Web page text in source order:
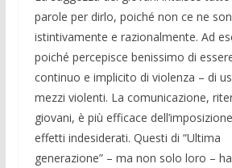
parole per dirlo, poiché non ce ne
istintivamente e razionalmente. Ad
poiché percepisce benissimo di
continuo e implicito di violenza – di
mezzi violenti. La comunicazione,
giovani, è più efficace
effetti indesiderati. Questi di “Ultima
generazione” – ma non solo loro –